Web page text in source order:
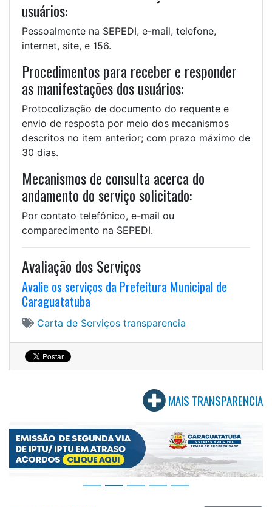
usuários:
Pessoalmente na SEPEDI, e-mail, telefone,
internet, site, e 156.
Procedimentos para receber e responder
as manifestações dos usuários:
Protocolização de documento do requente e
envio de resposta por meio dos mecanismos
descritos no item anterior; com prazo máximo de
30 dias.
Mecanismos de consulta acerca do
andamento do serviço solicitado:
Por contato telefônico, e-mail ou
comparecimento na SEPEDI.
Avaliação dos Serviços
Avalie os serviços da Prefeitura Municipal de
Caraguatatuba
Carta de Serviços transparencia
MAIS TRANSPARENCIA